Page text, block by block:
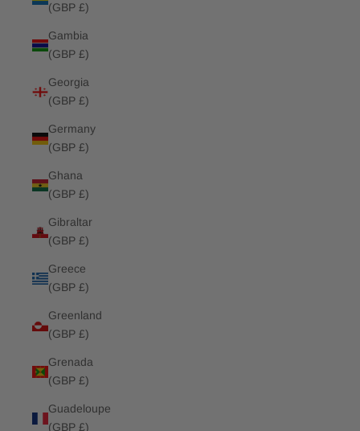
(GBP £)
Gambia
(GBP £)
Georgia
(GBP £)
Germany
(GBP £)
Ghana
(GBP £)
Gibraltar
(GBP £)
Greece
(GBP £)
Greenland
(GBP £)
Grenada
(GBP £)
Guadeloupe
(GBP £)